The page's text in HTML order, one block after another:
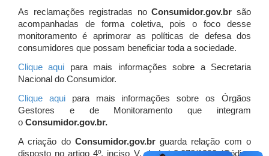
As reclamações registradas noConsumidor.gov.br são
acompanhadas de forma coletiva, pois o foco desse
monitoramento é aprimorar as políticas de defesa dos
consumidores que possam beneficiar toda a sociedade.
Clique aqui para mais informações sobre a Secretaria
Nacional do Consumidor.
Clique aquipara mais informações sobre os Órgãos
Gestores e de Monitoramento que integram
o Consumidor.gov.br.
A criação do Consumidor.gov.brguarda relação com o
disposto no artigo 4º, inciso V, da Lei 8.078/1990 (Código